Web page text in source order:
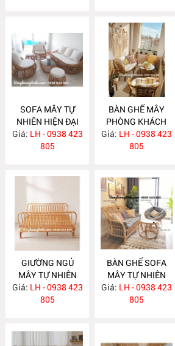
SOFA MÂY TỰ
NHIÊN HIỆN ĐẠI
MA586
Giá: LH - 0938 423
805
BÀN GHẾ MÂY
PHÒNG KHÁCH
NHỎ GỌN MA585
Giá: LH - 0938 423
805
GIƯỜNG NGỦ
MÂY TỰ NHIÊN
MA583
Giá: LH - 0938 423
805
BÀN GHẾ SOFA
MÂY TỰ NHIÊN
MA568
Giá: LH - 0938 423
805